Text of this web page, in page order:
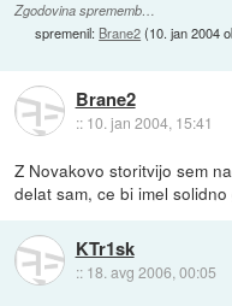
Zgodovina sprememb…
spremenil: Brane2(10. jan 2004
Brane2
:: 10. jan 2004, 15:41
Z Novakovo storitvijo sem
delat sam, ce bi imel
KTr1sk
:: 18. avg 2006, 00:05